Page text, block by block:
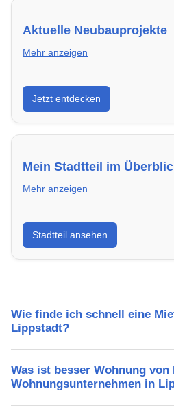
Aktuelle Neubauprojekte
Mehr anzeigen
Entdecke Neubauprojekte in
energieeffizient und sofort
Jetzt entdecken
Mein Stadtteil im
Mehr anzeigen
Erfahre mehr über deinen
Lebensqualität,
Freizeitmöglichkeiten und
Stadtteil ansehen
Wie finde ich schnell eine
Lippstadt?
Was ist besser Wohnung von
Wohnungsunternehmen in